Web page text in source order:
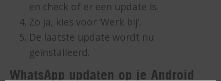
en check of er een update is.
Zo ja, kies voor ‘Werk bij’.
De laatste update wordt nu
geïnstalleerd.
WhatsApp updaten op je Android